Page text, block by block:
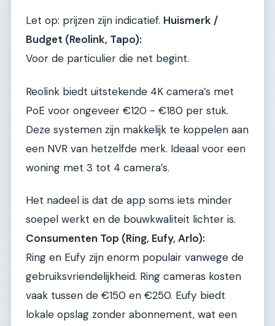
Let op: prijzen zijn indicatief. Huismerk /
Budget (Reolink, Tapo):
Voor de particulier die net begint.
Reolink biedt uitstekende 4K camera’s met
PoE voor ongeveer €120 - €180 per stuk.
Deze systemen zijn makkelijk te koppelen aan
een NVR van hetzelfde merk. Ideaal voor een
woning met 3 tot 4 camera’s.
Het nadeel is dat de app soms iets minder
soepel werkt en de bouwkwaliteit lichter is.
Consumenten Top (Ring, Eufy, Arlo):
Ring en Eufy zijn enorm populair vanwege de
gebruiksvriendelijkheid. Ring cameras kosten
vaak tussen de €150 en €250. Eufy biedt
lokale opslag zonder abonnement, wat een